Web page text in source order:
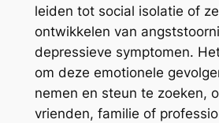
leiden tot social isolatie of
ontwikkelen van
depressieve symptomen.
om deze emotionele
nemen en steun te zoeken,
vrienden, familie of